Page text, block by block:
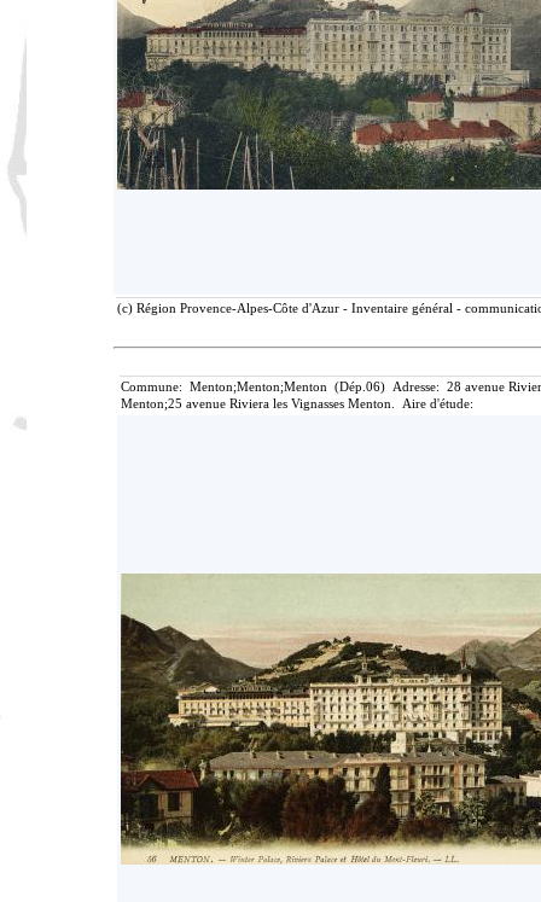
(c) Région Provence-Alpes-Côte d'Azur - Inventaire général -
Commune: Menton;Menton;Menton (Dép.06) Adresse: 28 avenue
Menton;25 avenue Riviera les Vignasses Menton. Aire d'étude: